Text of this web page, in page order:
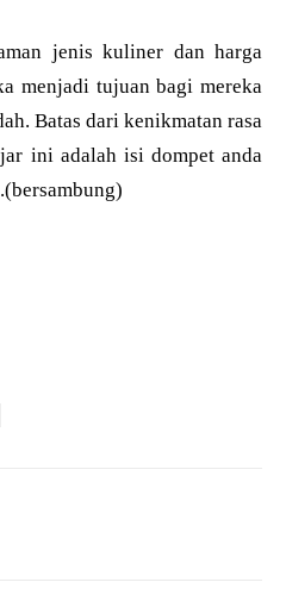
jenis kuliner dan harga
menjadi tujuan bagi mereka
Batas dari kenikmatan rasa
ini adalah isi dompet anda